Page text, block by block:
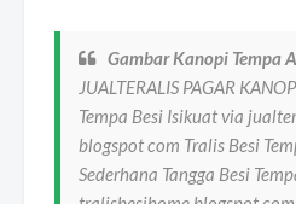
Gambar Kanopi Tempa
JUALTERALIS PAGAR
Tempa Besi Isikuat via
blogspot com Tralis Besi
Sederhana Tangga Besi